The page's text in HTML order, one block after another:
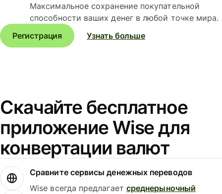
Максимальное сохранение покупательной
способности ваших денег в любой точке мира.
Регистрация
Узнать больше
Скачайте бесплатное
приложение Wise для
конвертации валют
Сравните сервисы денежных переводов
Wise всегда предлагает среднерыночный